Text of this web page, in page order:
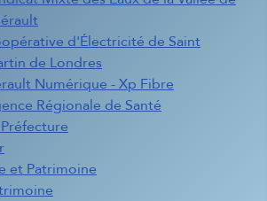
d'Électricité de Saint
de Londres
Numérique - Xp Fibre
Régionale de Santé
et Patrimoine